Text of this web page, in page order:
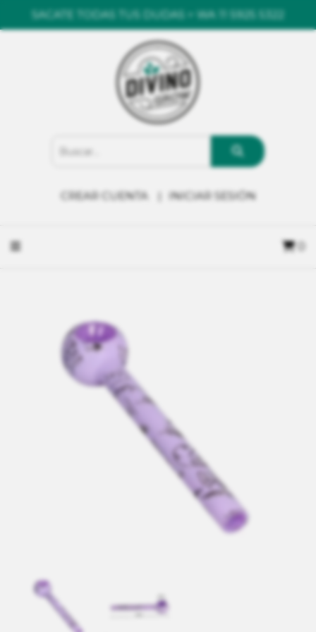
SACATE TODAS TUS DUDAS > WA 11 5925 5322
CREAR CUENTA INICIAR SESIÓN